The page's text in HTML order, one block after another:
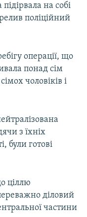
на собі
поліційний
операції, що
понад сім
чоловіків і
з їхніх
були готові
ціллю
діловий
частини